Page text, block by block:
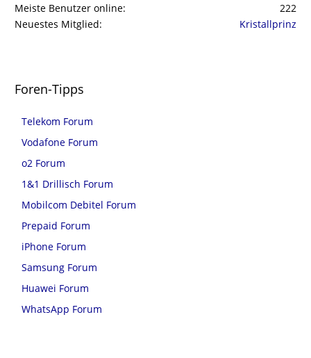
Meiste Benutzer online
222
Neuestes Mitglied
Kristallprinz
Foren-Tipps
Telekom Forum
Vodafone Forum
o2 Forum
1&1 Drillisch Forum
Mobilcom Debitel Forum
Prepaid Forum
iPhone Forum
Samsung Forum
Huawei Forum
WhatsApp Forum